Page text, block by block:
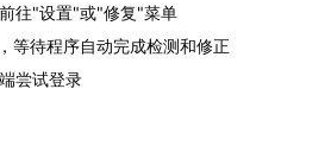
往"设置"或"修复"菜单
等待程序自动完成检测和修正
尝试登录